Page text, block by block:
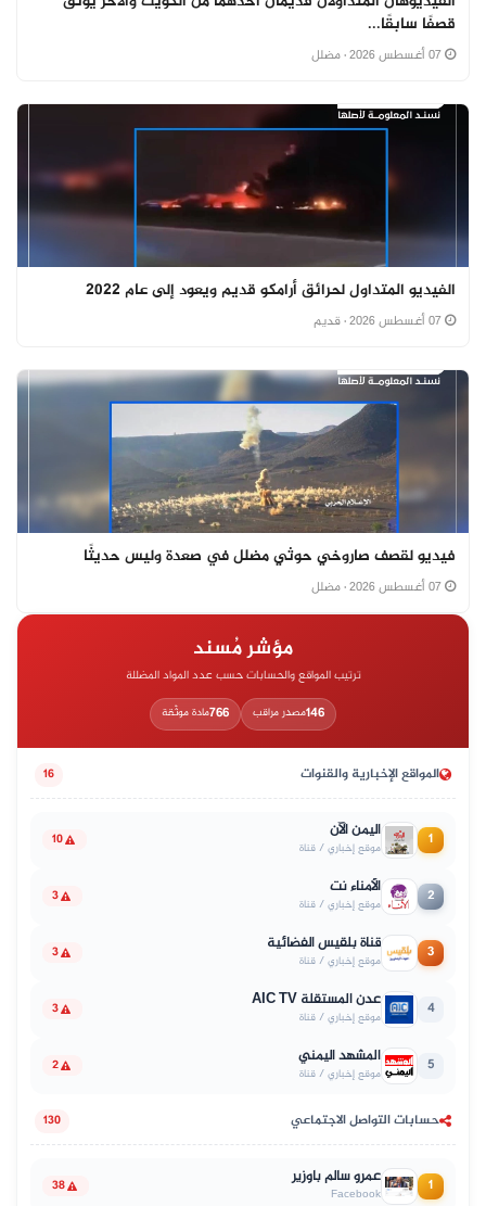
قصفًا سابقًا...
· مضلل
الفيديو المتداول لحرائق أرامكو قديم ويعود إلى عام 2022
· قديم
فيديو لقصف صاروخي حوثي مضلل في صعدة وليس حديثًا
· مضلل
مؤشر مُسند
ترتيب المواقع والحسابات حسب عدد المواد المضللة
146مصدر مراقب 766مادة موثّقة
المواقع الإخبارية والقنوات 16
1 اليمن الآن
موقع إخباري / قناة 10
2 الأمناء نت
موقع إخباري / قناة 3
3 قناة بلقيس الفضائية
موقع إخباري / قناة 3
4 عدن المستقلة AIC TV
موقع إخباري / قناة 3
5 المشهد اليمني
موقع إخباري / قناة 2
حسابات التواصل الاجتماعي 130
1 عمرو سالم باوزير
Facebook
38